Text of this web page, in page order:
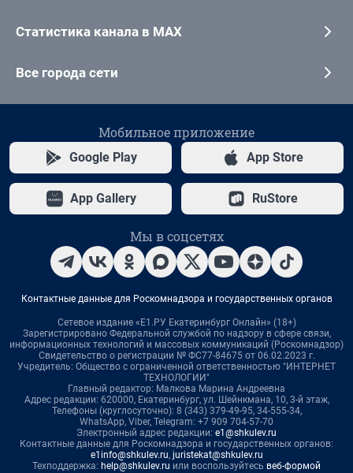
Статистика канала в MAX
Все города сети
Мобильное приложение
Google Play App Store
App Gallery RuStore
Мы в соцсетях
Контактные данные для Роскомнадзора и государственных органов
Сетевое издание «Е1.РУ Екатеринбург Онлайн» (18+)
Зарегистрировано Федеральной службой по надзору в сфере связи,
информационных технологий и массовых коммуникаций (Роскомнадзор)
Свидетельство о регистрации № ФС77-84675 от 06.02.2023 г.
Учредитель: Общество с ограниченной ответственностью "ИНТЕРНЕТ
ТЕХНОЛОГИИ"
Главный редактор: Малкова Марина Андреевна
Адрес редакции: 620000, Екатеринбург, ул. Шейнкмана, 10, 3-й этаж,
Телефоны (круглосуточно): 8 (343) 379-49-95, 34-555-34,
WhatsApp, Viber, Telegram: +7 909 704-57-70
Электронный адрес редакции: e1@shkulev.ru
Контактные данные для Роскомнадзора и государственных органов:
e1info@shkulev.ru, juristekat@shkulev.ru
Техподдержка: help@shkulev.ru или воспользуйтесь веб-формой